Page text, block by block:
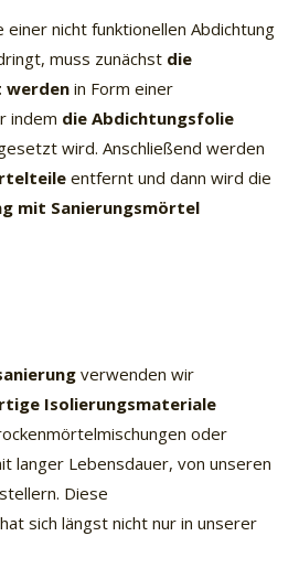
einer nicht funktionellen Abdichtung
muss zunächst die
werdenin Form einer
indem die Abdichtungsfolie
wird. Anschließend werden
entfernt und dann wird die
mit Sanierungsmörtel
verwenden wir
Isolierungsmateriale
oder
langer Lebensdauer, von unseren
Diese
sich längst nicht nur in unserer